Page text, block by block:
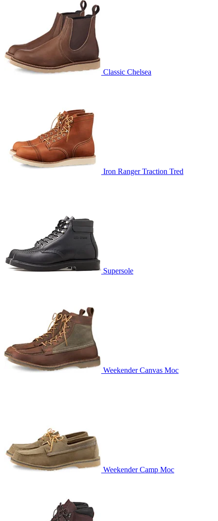
Classic Chelsea
Iron Ranger Traction Tred
Supersole
Weekender Canvas Moc
Weekender Camp Moc